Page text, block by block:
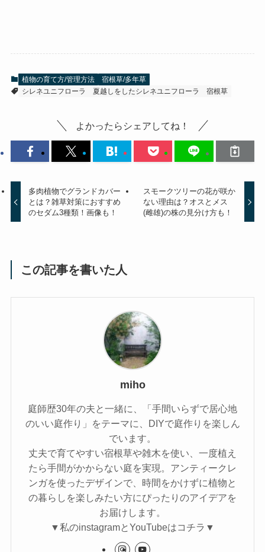
植物の育て方/管理方法
宿根草/多年草
シレネユニフローラ
夏越しをしたシレネユニフローラ 宿根草
よかったらシェアしてね！
多肉植物でグランドカバー
とは？雑草対策におすすめ
のセダム3種類！画像も！
スモークツリーの花が咲か
ない理由は？オスとメス
(雌雄)の株の見分け方も！
この記事を書いた人
miho
庭師歴30年の夫と一緒に、「手間いらずで居心地
のいい庭作り」をテーマに、DIYで庭作りを楽しん
でいます。
丈夫で育てやすい宿根草や雑木を使い、一度植え
たら手間がかからない庭を実現。アンティークレ
ンガを使ったデザインで、時間をかけずに植物と
の暮らしを楽しみたい方にぴったりのアイデアを
お届けします。
▼私のinstagramとYouTubeはコチラ▼